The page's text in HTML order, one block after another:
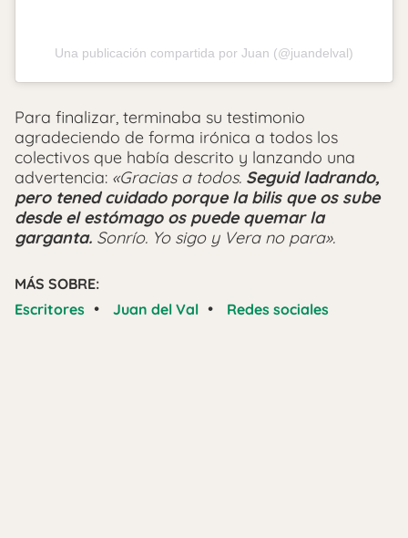
Una publicación compartida por Juan (@juandelval)
Para finalizar, terminaba su testimonio
agradeciendo de forma irónica a todos los
colectivos que había descrito y lanzando una
advertencia: «Gracias a todos. Seguid ladrando,
pero tened cuidado porque la bilis que os sube
desde el estómago os puede quemar la
garganta. Sonrío. Yo sigo y Vera no para».
MÁS SOBRE:
Escritores • Juan del Val • Redes sociales